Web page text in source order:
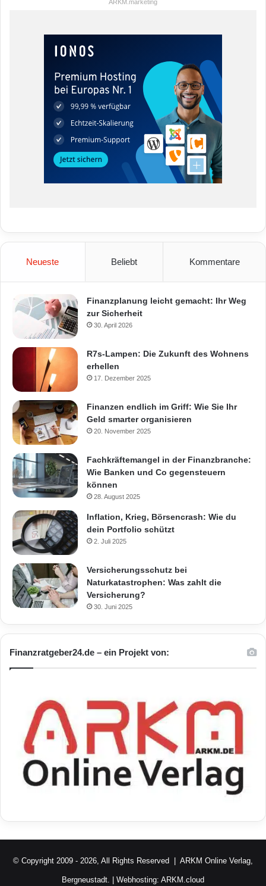
ARKM.marketing
Neueste Beliebt Kommentare
Finanzplanung leicht gemacht: Ihr Weg
zur Sicherheit
30. April 2026
R7s-Lampen: Die Zukunft des Wohnens
erhellen
17. Dezember 2025
Finanzen endlich im Griff: Wie Sie Ihr
Geld smarter organisieren
20. November 2025
Fachkräftemangel in der Finanzbranche:
Wie Banken und Co gegensteuern
können
28. August 2025
Inflation, Krieg, Börsencrash: Wie du
dein Portfolio schützt
2. Juli 2025
Versicherungsschutz bei
Naturkatastrophen: Was zahlt die
Versicherung?
30. Juni 2025
Finanzratgeber24.de – ein Projekt von:
© Copyright 2009 - 2026, All Rights Reserved | ARKM Online Verlag,
Bergneustadt. | Webhosting: ARKM.cloud